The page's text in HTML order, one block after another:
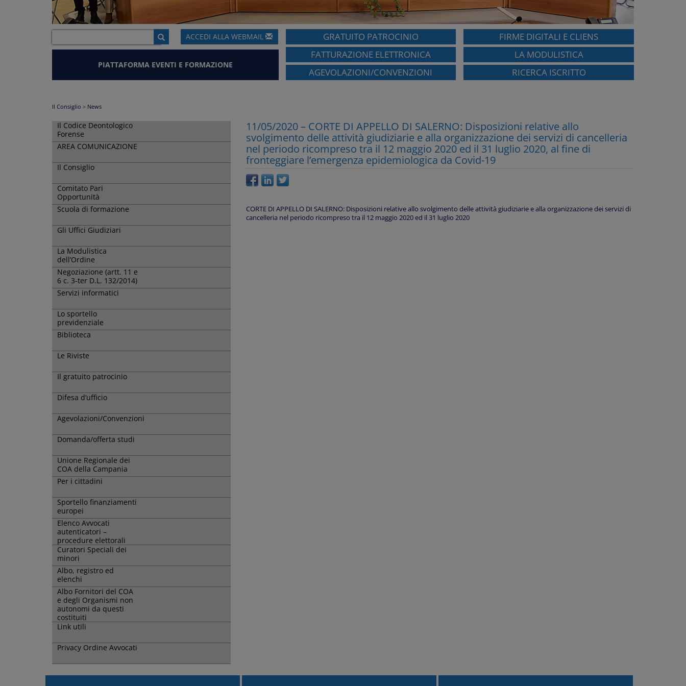
ACCEDI ALLAWEBMAIL
PIATTAFORMA EVENTI E FORMAZIONE
GRATUITO PATROCINIO
FIRME DIGITALI E CLIENS
FATTURAZIONE ELETTRONICA
LA MODULISTICA
AGEVOLAZIONI/CONVENZIONI
RICERCA ISCRITTO
Il Consiglio > News
Il Codice Deontologico
Forense
AREA COMUNICAZIONE
Il Consiglio
Comitato Pari
Opportunità
Scuola di formazione
Gli Uffici Giudiziari
La Modulistica
dell’Ordine
Negoziazione (artt. 11 e
6 c. 3-ter D.L. 132/2014)
Servizi informatici
Lo sportello
previdenziale
Biblioteca
Le Riviste
Il gratuito patrocinio
Difesa d’ufficio
Agevolazioni/Convenzioni
Domanda/offerta studi
Unione Regionale dei
COA della Campania
Per i cittadini
Sportello finanziamenti
europei
Elenco Avvocati
autenticatori –
procedure elettorali
Curatori Speciali dei
minori
Albo, registro ed
elenchi
Albo Fornitori del COA
e degli Organismi non
autonomi da questi
costituiti
Link utili
Privacy Ordine Avvocati
11/05/2020 – CORTE DI APPELLO DI SALERNO: Disposizioni relative allo
svolgimento delle attività giudiziarie e alla organizzazione dei servizi di cancelleria
nel periodo ricompreso tra il 12 maggio 2020 ed il 31 luglio 2020, al fine di
fronteggiare l’emergenza epidemiologica da Covid-19
CORTE DI APPELLO DI SALERNO: Disposizioni relative allo svolgimento delle attività giudiziarie e alla organizzazione dei servizi di
cancelleria nel periodo ricompreso tra il 12 maggio 2020 ed il 31 luglio 2020